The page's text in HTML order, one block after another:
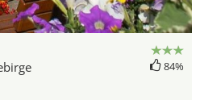
84%